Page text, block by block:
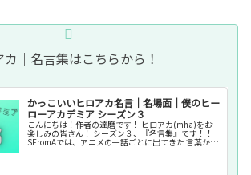
｜名言集はこちらから！
かっこいいヒロアカ名言｜名場面｜僕のヒー
ローアカデミア シーズン３
こんにちは！作者の達磨です！ ヒロアカ(mha)をお
楽しみの皆さん！ シーズン３、『名言集』です！！
SFromAでは、アニメの一話ごとに出てきた 言葉から